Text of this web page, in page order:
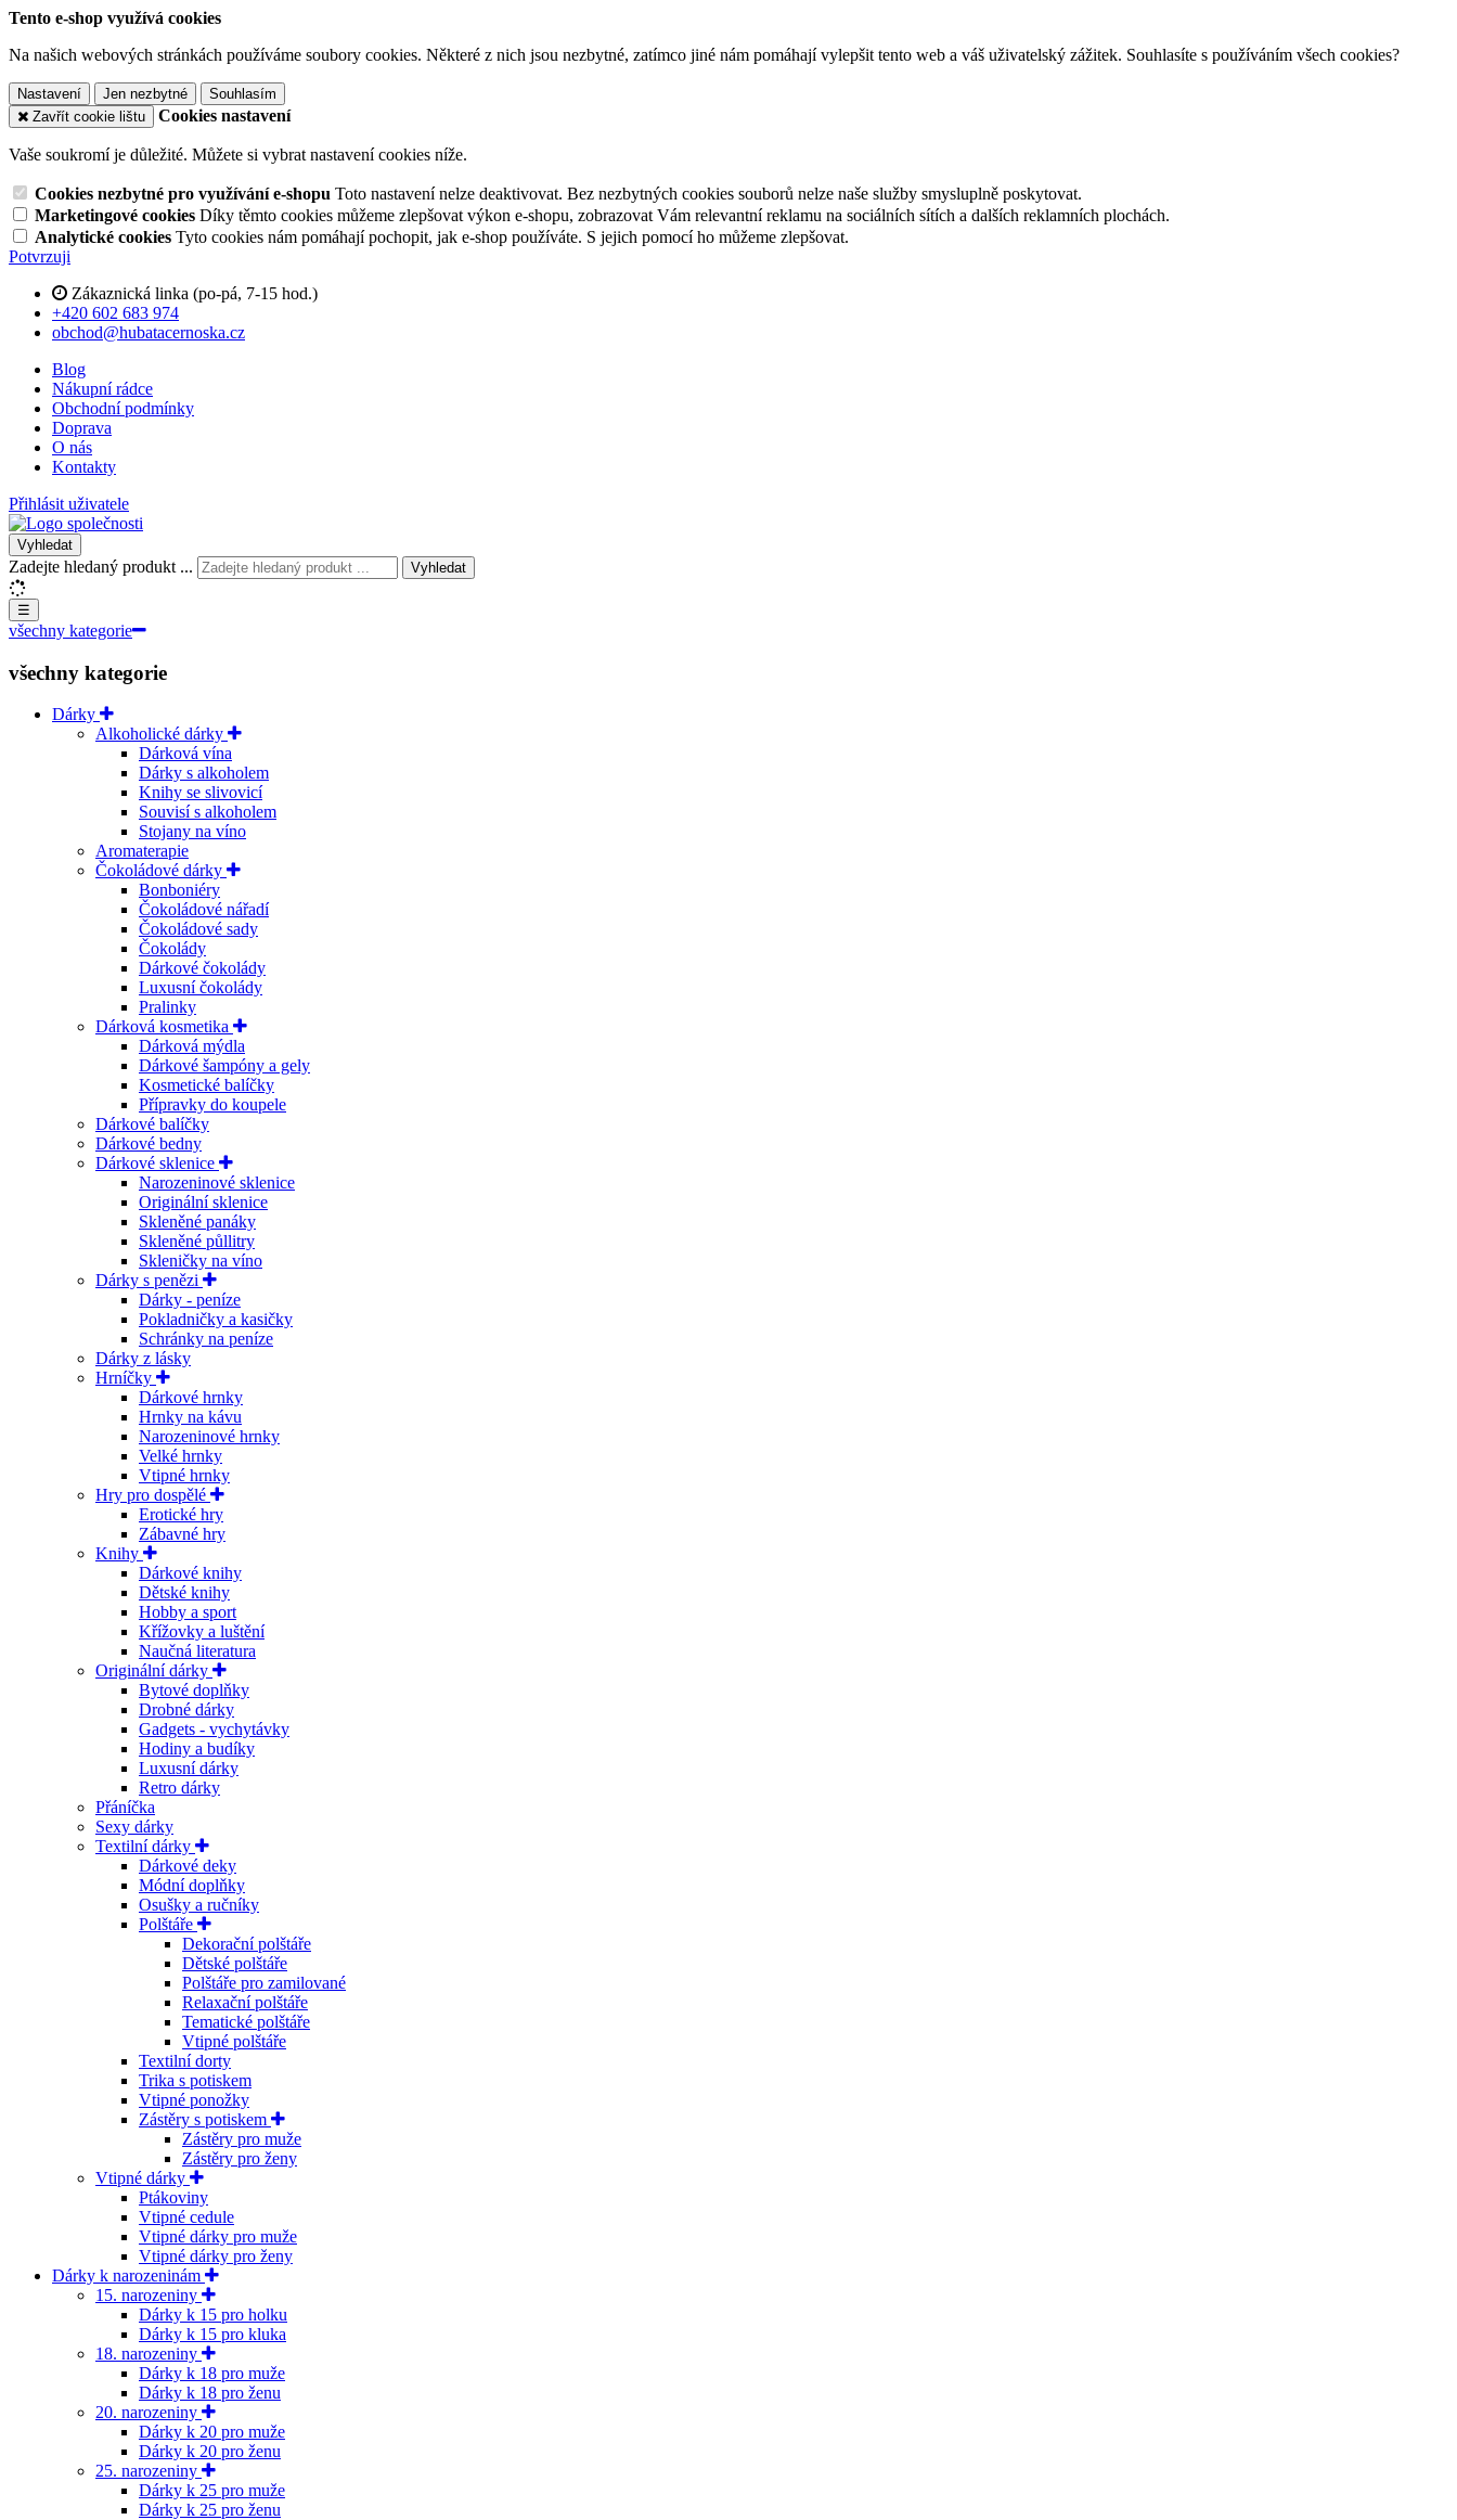
Tento e-shop využívá cookies
Na našich webových stránkách používáme soubory cookies. Některé z nich jsou nezbytné, zatímco jiné nám pomáhají vylepšit tento web a váš uživatelský zážitek. Souhlasíte s používáním všech cookies?
Nastavení Jen nezbytné
Souhlasím
Zavřít cookie lištu
Cookies nastavení
Vaše soukromí je důležité. Můžete si vybrat nastavení cookies níže.
Cookies nezbytné pro využívání e-shopu Toto nastavení nelze deaktivovat. Bez nezbytných cookies souborů nelze naše služby smysluplně poskytovat.
Marketingové cookies Díky těmto cookies můžeme zlepšovat výkon e-shopu, zobrazovat Vám relevantní reklamu na sociálních sítích a dalších reklamních plochách.
Analytické cookies Tyto cookies nám pomáhají pochopit, jak e-shop používáte. S jejich pomocí ho můžeme zlepšovat.
Potvrzuji
Zákaznická linka (po-pá, 7-15 hod.)
+420 602 683 974
obchod@hubatacernoska.cz
Blog
Nákupní rádce
Obchodní podmínky
Doprava
O nás
Kontakty
Přihlásit uživatele
Vyhledat
Zadejte hledaný produkt ... Vyhledat
☰
všechny kategorie
všechny kategorie
Dárky
Alkoholické dárky
Dárková vína
Dárky s alkoholem
Knihy se slivovicí
Souvisí s alkoholem
Stojany na víno
Aromaterapie
Čokoládové dárky
Bonboniéry
Čokoládové nářadí
Čokoládové sady
Čokolády
Dárkové čokolády
Luxusní čokolády
Pralinky
Dárková kosmetika
Dárková mýdla
Dárkové šampóny a gely
Kosmetické balíčky
Přípravky do koupele
Dárkové balíčky
Dárkové bedny
Dárkové sklenice
Narozeninové sklenice
Originální sklenice
Skleněné panáky
Skleněné půllitry
Skleničky na víno
Dárky s penězi
Dárky - peníze
Pokladničky a kasičky
Schránky na peníze
Dárky z lásky
Hrníčky
Dárkové hrnky
Hrnky na kávu
Narozeninové hrnky
Velké hrnky
Vtipné hrnky
Hry pro dospělé
Erotické hry
Zábavné hry
Knihy
Dárkové knihy
Dětské knihy
Hobby a sport
Křížovky a luštění
Naučná literatura
Originální dárky
Bytové doplňky
Drobné dárky
Gadgets - vychytávky
Hodiny a budíky
Luxusní dárky
Retro dárky
Přáníčka
Sexy dárky
Textilní dárky
Dárkové deky
Módní doplňky
Osušky a ručníky
Polštáře
Dekorační polštáře
Dětské polštáře
Polštáře pro zamilované
Relaxační polštáře
Tematické polštáře
Vtipné polštáře
Textilní dorty
Trika s potiskem
Vtipné ponožky
Zástěry s potiskem
Zástěry pro muže
Zástěry pro ženy
Vtipné dárky
Ptákoviny
Vtipné cedule
Vtipné dárky pro muže
Vtipné dárky pro ženy
Dárky k narozeninám
15. narozeniny
Dárky k 15 pro holku
Dárky k 15 pro kluka
18. narozeniny
Dárky k 18 pro muže
Dárky k 18 pro ženu
20. narozeniny
Dárky k 20 pro muže
Dárky k 20 pro ženu
25. narozeniny
Dárky k 25 pro muže
Dárky k 25 pro ženu